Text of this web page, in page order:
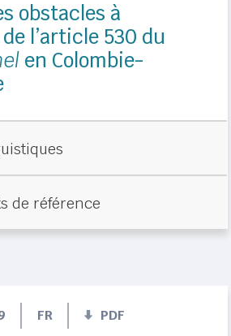
obstacles à
l’article 530 du
en Colombie-
de référence
FR PDF